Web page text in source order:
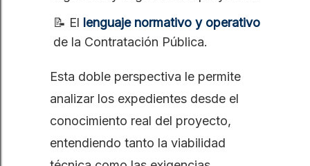
📝 El lenguaje normativo y operativo
de la Contratación Pública.
Esta doble perspectiva le permite
analizar los expedientes desde el
conocimiento real del proyecto,
entendiendo tanto la viabilidad